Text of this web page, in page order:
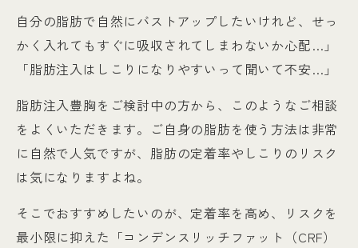
自分の脂肪で自然にバストアップしたいけれど、せっ
かく入れてもすぐに吸収されてしまわないか心配…」
「脂肪注入はしこりになりやすいって聞いて不安…」
脂肪注入豊胸をご検討中の方から、このようなご相談
をよくいただきます。ご自身の脂肪を使う方法は非常
に自然で人気ですが、脂肪の定着率やしこりのリスク
は気になりますよね。
そこでおすすめしたいのが、定着率を高め、リスクを
最小限に抑えた「コンデンスリッチファット（CRF）